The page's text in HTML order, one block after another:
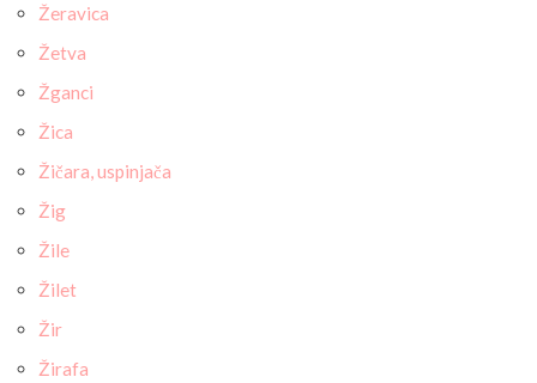
Žeravica
Žetva
Žganci
Žica
Žičara, uspinjača
Žig
Žile
Žilet
Žir
Žirafa